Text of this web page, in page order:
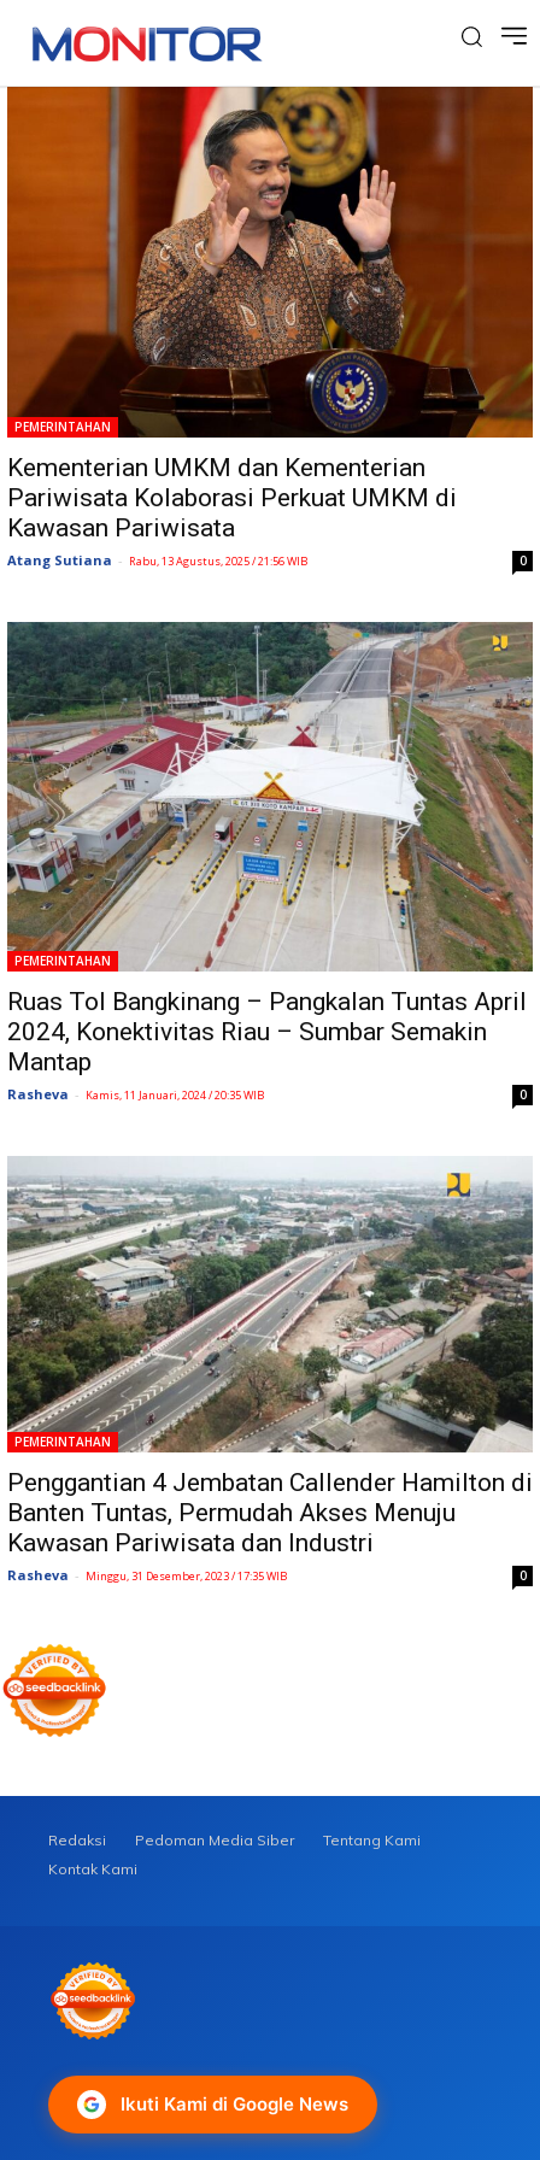
Tag: Kawasan Pariwisata
PEMERINTAHAN
Kementerian UMKM dan Kementerian
Pariwisata Kolaborasi Perkuat UMKM di
Kawasan Pariwisata
Atang Sutiana - Rabu, 13 Agustus, 2025 / 21:56 WIB 0
PEMERINTAHAN
Ruas Tol Bangkinang – Pangkalan Tuntas April
2024, Konektivitas Riau – Sumbar Semakin
Mantap
Rasheva - Kamis, 11 Januari, 2024 / 20:35 WIB 0
PEMERINTAHAN
Penggantian 4 Jembatan Callender Hamilton di
Banten Tuntas, Permudah Akses Menuju
Kawasan Pariwisata dan Industri
Rasheva - Minggu, 31 Desember, 2023 / 17:35 WIB 0
Redaksi Pedoman Media Siber
Tentang Kami
Kontak Kami
Ikuti Kami di Google News